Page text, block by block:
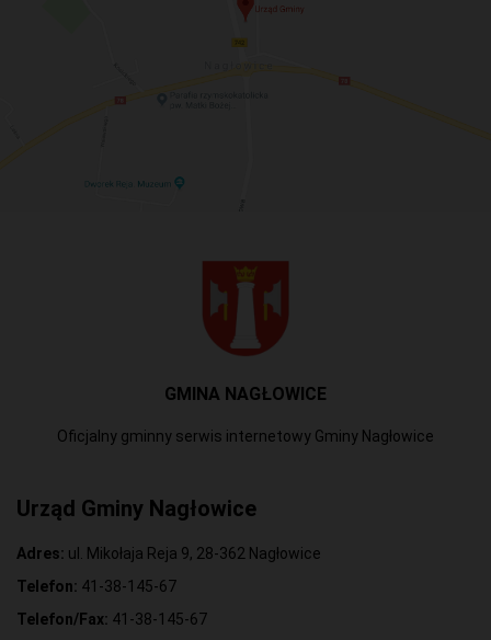
GMINA NAGŁOWICE
Oficjalny gminny serwis internetowy Gminy Nagłowice
Urząd Gminy Nagłowice
Adres: ul. Mikołaja Reja 9, 28-362 Nagłowice
Telefon: 41-38-145-67
Telefon/Fax: 41-38-145-67